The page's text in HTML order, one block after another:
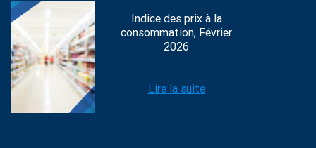
Indice des prix à la
consommation, Février
2026
Lire la suite